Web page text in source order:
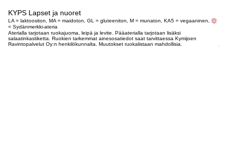
KYPS Lapset ja nuoret
LA = laktoositon, MA = maidoton, GL = gluteeniton, M = munaton, KA5 = vegaaninen,
= Sydänmerkki-ateria
Aterialla tarjotaan ruokajuoma, leipä ja levite. Pääaterialla tarjotaan lisäksi
salaatinkastiketta. Ruokien tarkemmat ainesosatiedot saat tarvittaessa Kymijoen
Ravintopalvelut Oy:n henkilökunnalta. Muutokset ruokalistaan mahdollisia.